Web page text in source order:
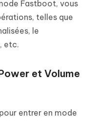
Fastboot, vous
telles que
le
etc.
et Volume
entrer en mode